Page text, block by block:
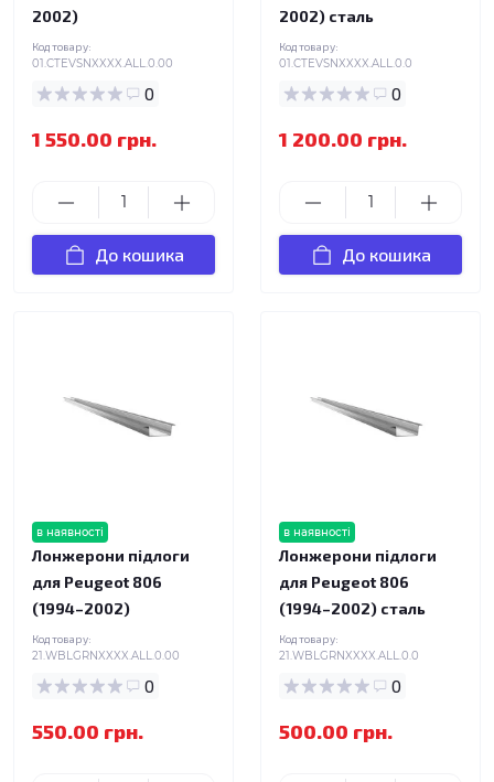
2002)
Код товару:
01.CTEVSNXXXX.ALL.0.00
0
1 550.00 грн.
До кошика
2002) сталь
Код товару:
01.CTEVSNXXXX.ALL.0.0
0
1 200.00 грн.
До кошика
в наявності
Лонжерони підлоги
для Peugeot 806
(1994–2002)
Код товару:
21.WBLGRNXXXX.ALL.0.00
0
550.00 грн.
в наявності
Лонжерони підлоги
для Peugeot 806
(1994–2002) сталь
Код товару:
21.WBLGRNXXXX.ALL.0.0
0
500.00 грн.